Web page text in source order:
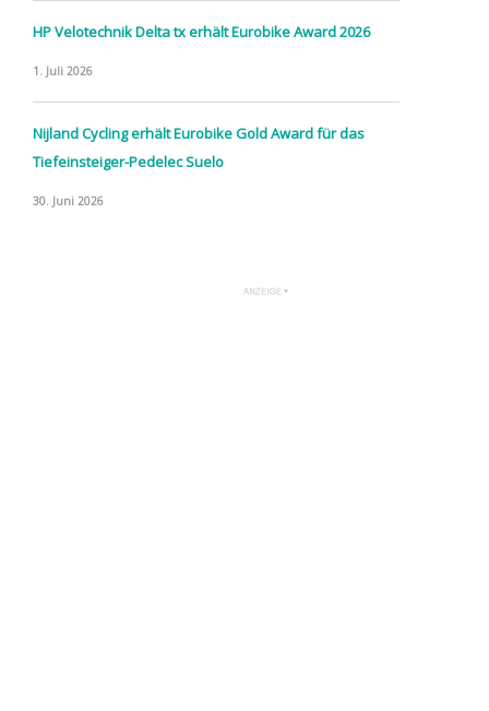
HP Velotechnik Delta tx erhält Eurobike Award 2026
1. Juli 2026
Nijland Cycling erhält Eurobike Gold Award für das
Tiefeinsteiger-Pedelec Suelo
30. Juni 2026